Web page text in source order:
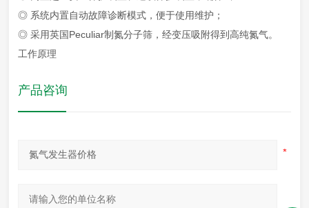
◎ 系统内置自动故障诊断模式，便于使用维护；
◎ 采用英国Peculiar制氮分子筛，经变压吸附得到高纯氮气。
工作原理
产品咨询